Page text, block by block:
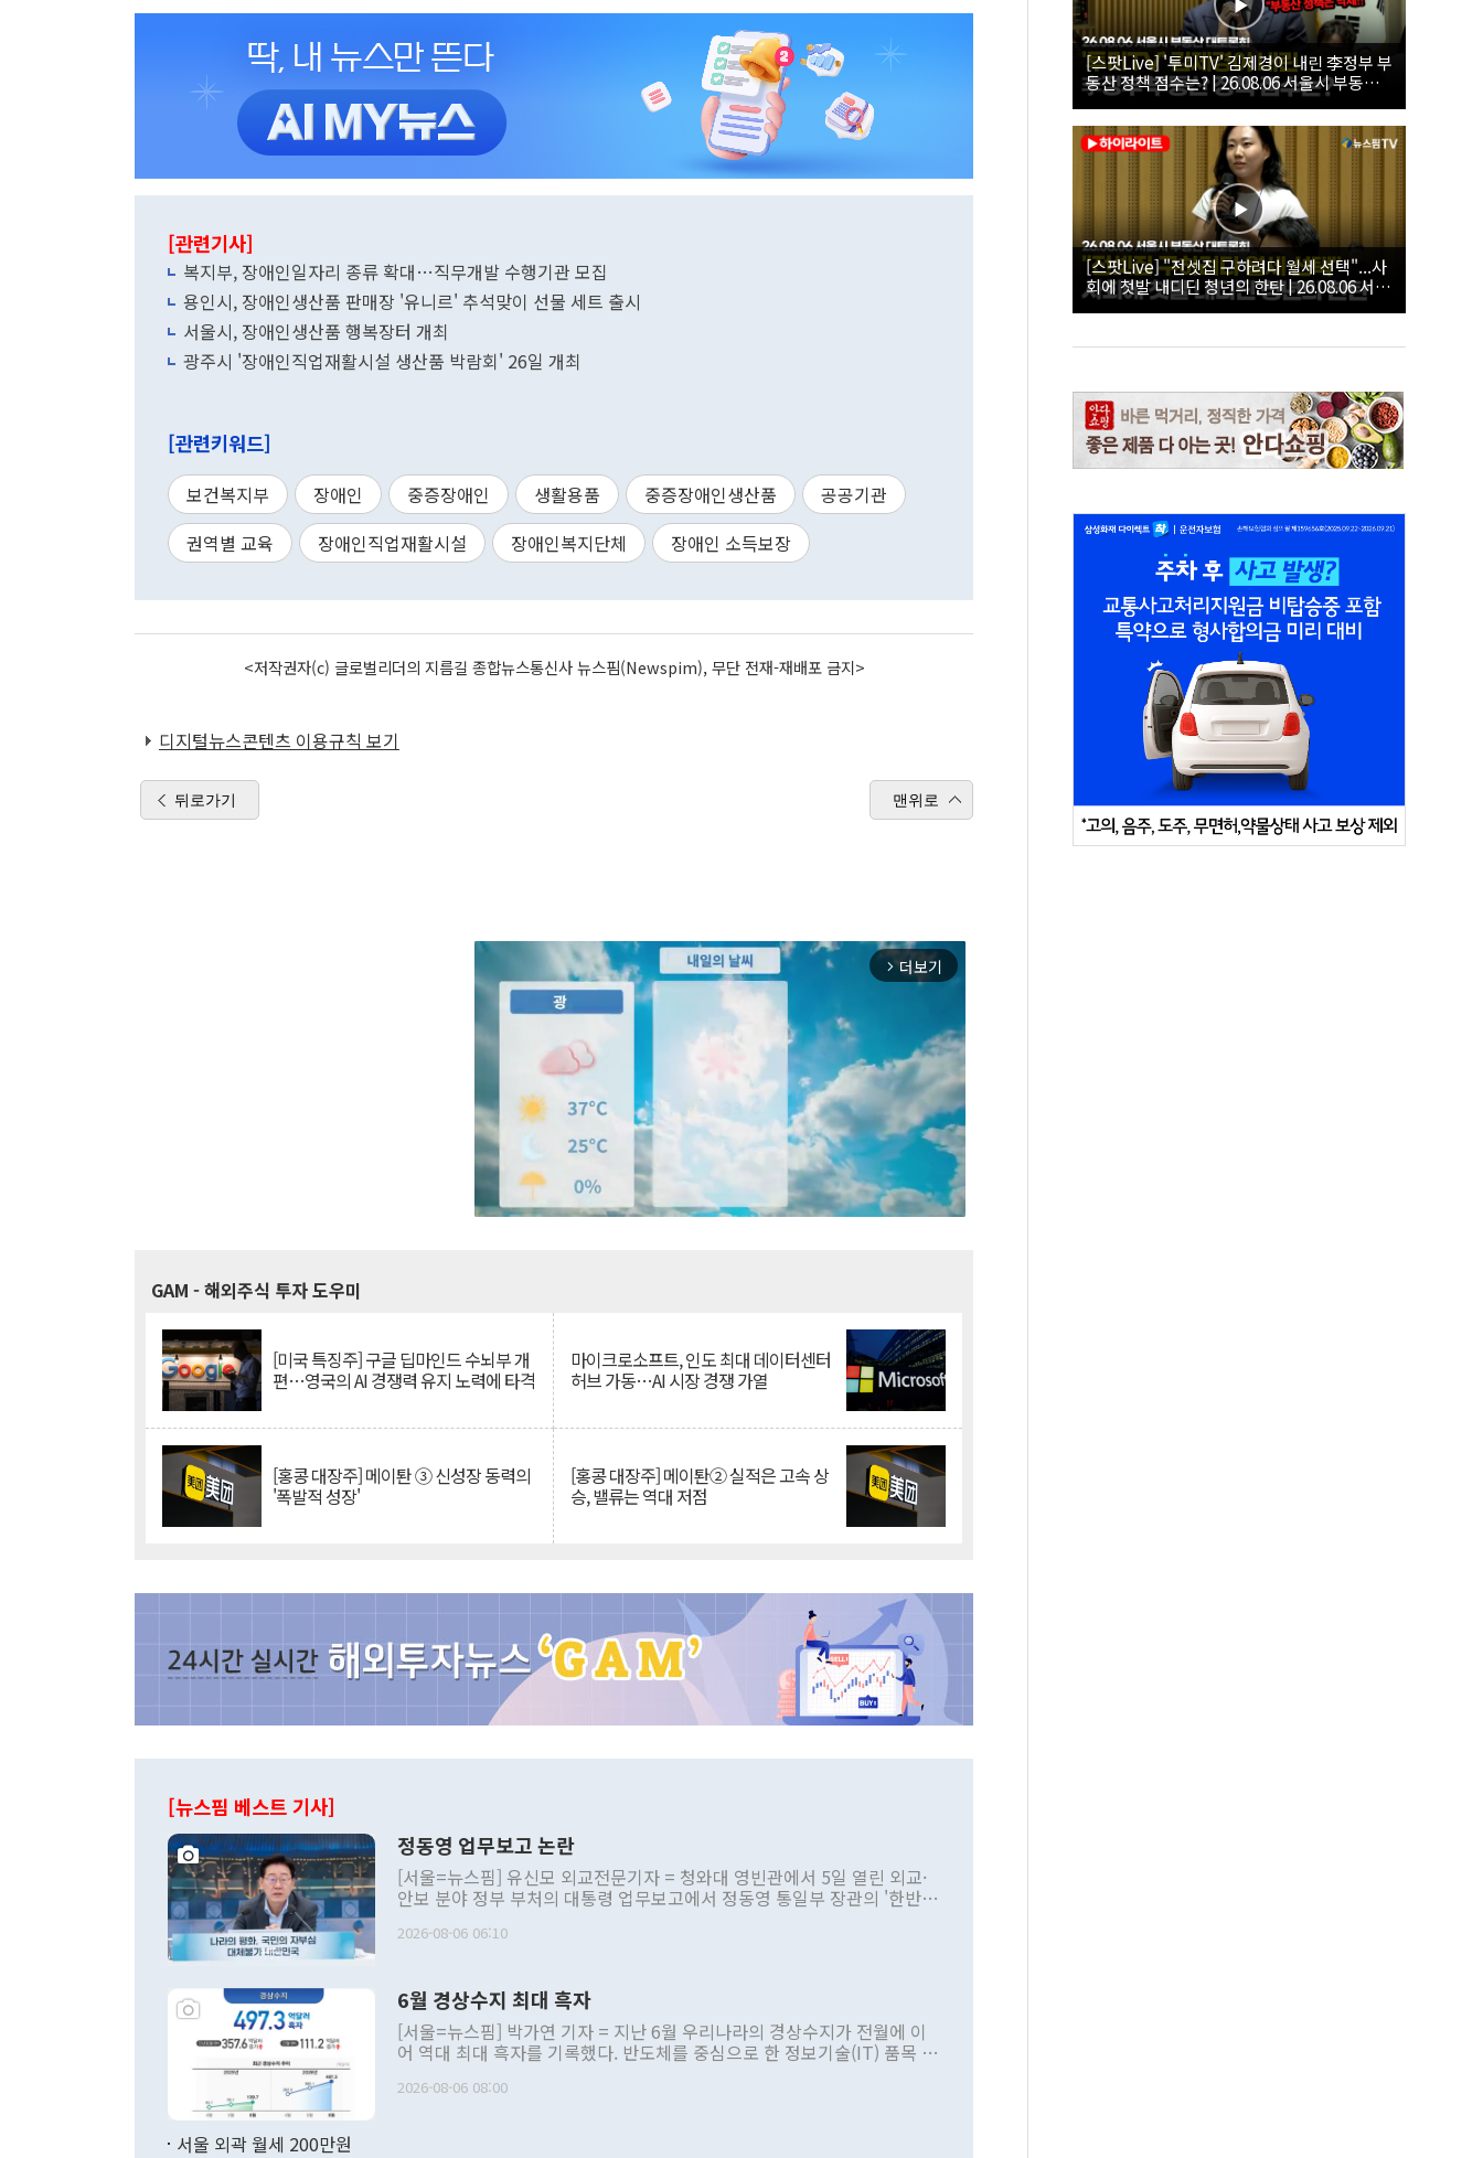
[관련기사]
복지부, 장애인일자리 종류 확대…직무개발 수행기관 모집
용인시, 장애인생산품 판매장 '유니르' 추석맞이 선물 세트 출시
서울시, 장애인생산품 행복장터 개최
광주시 '장애인직업재활시설 생산품 박람회' 26일 개최
[관련키워드]
보건복지부 장애인 중증장애인 생활용품 중증장애인생산품
공공기관
권역별 교육
장애인직업재활시설 장애인복지단체 장애인 소득보장
<저작권자(c) 글로벌리더의 지름길 종합뉴스통신사 뉴스핌(Newspim), 무단 전재-재배포 금지>
디지털뉴스콘텐츠 이용규칙 보기
뒤로가기 맨위로
arrow_forward_ios 더보기
GAM - 해외주식 투자 도우미
[미국 특징주] 구글 딥마인드 수뇌부 개
편…영국의 AI 경쟁력 유지 노력에 타격
마이크로소프트, 인도 최대 데이터센터
허브 가동…AI 시장 경쟁 가열
[홍콩 대장주] 메이퇀 ③ 신성장 동력의
'폭발적 성장'
[홍콩 대장주] 메이퇀② 실적은 고속 상
승, 밸류는 역대 저점
[뉴스핌 베스트 기사]
정동영 업무보고 논란
[서울=뉴스핌] 유신모 외교전문기자 = 청와대 영빈관에서 5일 열린 외교·
안보 분야 정부 부처의 대통령 업무보고에서 정동영 통일부 장관의 '한반도
발언 중에는 정부 내 조율을 거치지 않은 사안을 정책으로 추진하겠다고 공
주의적 희망에 근거한 비현실적 구상'이라는 비판을 내놨다. 그동안 정 장
관의 대북 정책 관련 발언이 물의를 빚은 적은 여러 번 있지만 대통령과 유
관 부처 장관이 공개적으로 부정적 입장을 표명한 것은 이례적이다. 정 장
관의 무리한 대북 접근법과 월권을 제어해야 한다는 목소리도 높아지고 있
다. [정동영 통일부 장관이 지난달 23일 오후 서울 종로구 정부서울청사에
2026-08-06 06:10
6월 경상수지 최대 흑자
[서울=뉴스핌] 박가연 기자 = 지난 6월 우리나라의 경상수지가 전월에 이
어 역대 최대 흑자를 기록했다. 반도체를 중심으로 한 정보기술(IT) 품목 수
료=한국은행] 한국은행이 6일 발표한 '2026년 6월 국제수지(잠정)'에 따르
2026-08-06 08:00
서울 외곽 월세 200만원
[스팟Live] '투미TV' 김제경이 내린 李정부 부
동산 정책 점수는? | 26.08.06 서울시 부동산
대토론회
[스팟Live] "전셋집 구하려다 월세 선택"...사
회에 첫발 내디딘 청년의 한탄 | 26.08.06 서울
시 부동산 대토론회